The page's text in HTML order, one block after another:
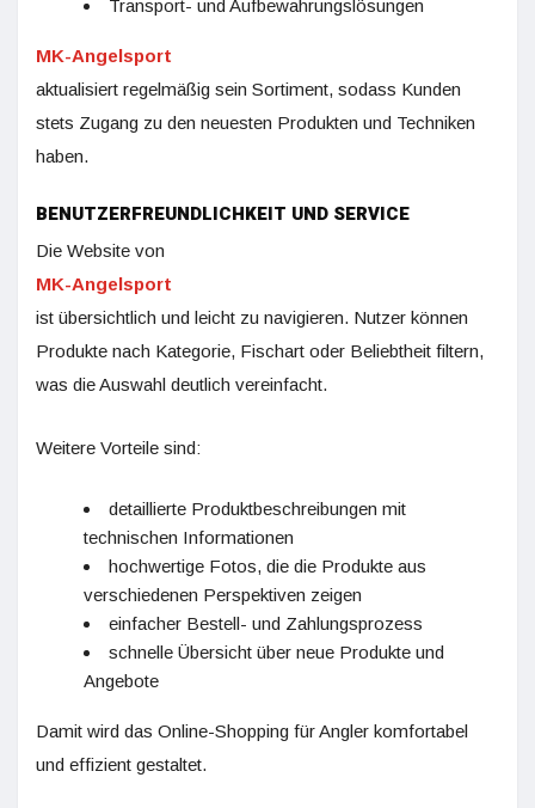
Transport- und Aufbewahrungslösungen
MK-Angelsport
aktualisiert regelmäßig sein Sortiment, sodass Kunden
stets Zugang zu den neuesten Produkten und Techniken
haben.
BENUTZERFREUNDLICHKEIT UND SERVICE
Die Website von
MK-Angelsport
ist übersichtlich und leicht zu navigieren. Nutzer können
Produkte nach Kategorie, Fischart oder Beliebtheit filtern,
was die Auswahl deutlich vereinfacht.
Weitere Vorteile sind:
detaillierte Produktbeschreibungen mit
technischen Informationen
hochwertige Fotos, die die Produkte aus
verschiedenen Perspektiven zeigen
einfacher Bestell- und Zahlungsprozess
schnelle Übersicht über neue Produkte und
Angebote
Damit wird das Online-Shopping für Angler komfortabel
und effizient gestaltet.